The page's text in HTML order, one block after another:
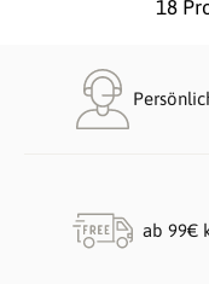
ab 99€